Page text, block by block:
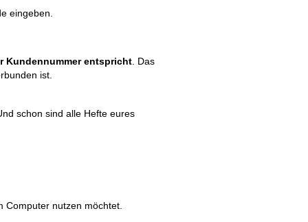
eingeben.
Kundennummer entspricht. Das
ist.
nd schon sind alle Hefte eures
Computer nutzen möchtet.